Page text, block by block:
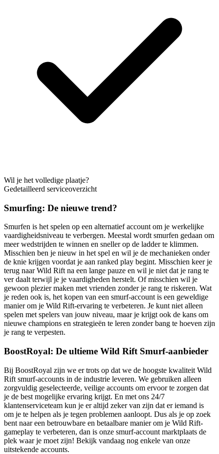
Wil je het volledige plaatje?
Gedetailleerd serviceoverzicht
Smurfing: De nieuwe trend?
Smurfen is het spelen op een alternatief account om je werkelijke
vaardigheidsniveau te verbergen. Meestal wordt smurfen gedaan om
meer wedstrijden te winnen en sneller op de ladder te klimmen.
Misschien ben je nieuw in het spel en wil je de mechanieken onder
de knie krijgen voordat je aan ranked play begint. Misschien keer je
terug naar Wild Rift na een lange pauze en wil je niet dat je rang te
ver daalt terwijl je je vaardigheden herstelt. Of misschien wil je
gewoon plezier maken met vrienden zonder je rang te riskeren. Wat
je reden ook is, het kopen van een smurf-account is een geweldige
manier om je Wild Rift-ervaring te verbeteren. Je kunt niet alleen
spelen met spelers van jouw niveau, maar je krijgt ook de kans om
nieuwe champions en strategieën te leren zonder bang te hoeven zijn
je rang te verpesten.
BoostRoyal: De ultieme Wild Rift Smurf-aanbieder
Bij BoostRoyal zijn we er trots op dat we de hoogste kwaliteit Wild
Rift smurf-accounts in de industrie leveren. We gebruiken alleen
zorgvuldig geselecteerde, veilige accounts om ervoor te zorgen dat
je de best mogelijke ervaring krijgt. En met ons 24/7
klantenserviceteam kun je er altijd zeker van zijn dat er iemand is
om je te helpen als je tegen problemen aanloopt. Dus als je op zoek
bent naar een betrouwbare en betaalbare manier om je Wild Rift-
gameplay te verbeteren, dan is onze smurf-account marktplaats de
plek waar je moet zijn! Bekijk vandaag nog enkele van onze
uitstekende accounts.